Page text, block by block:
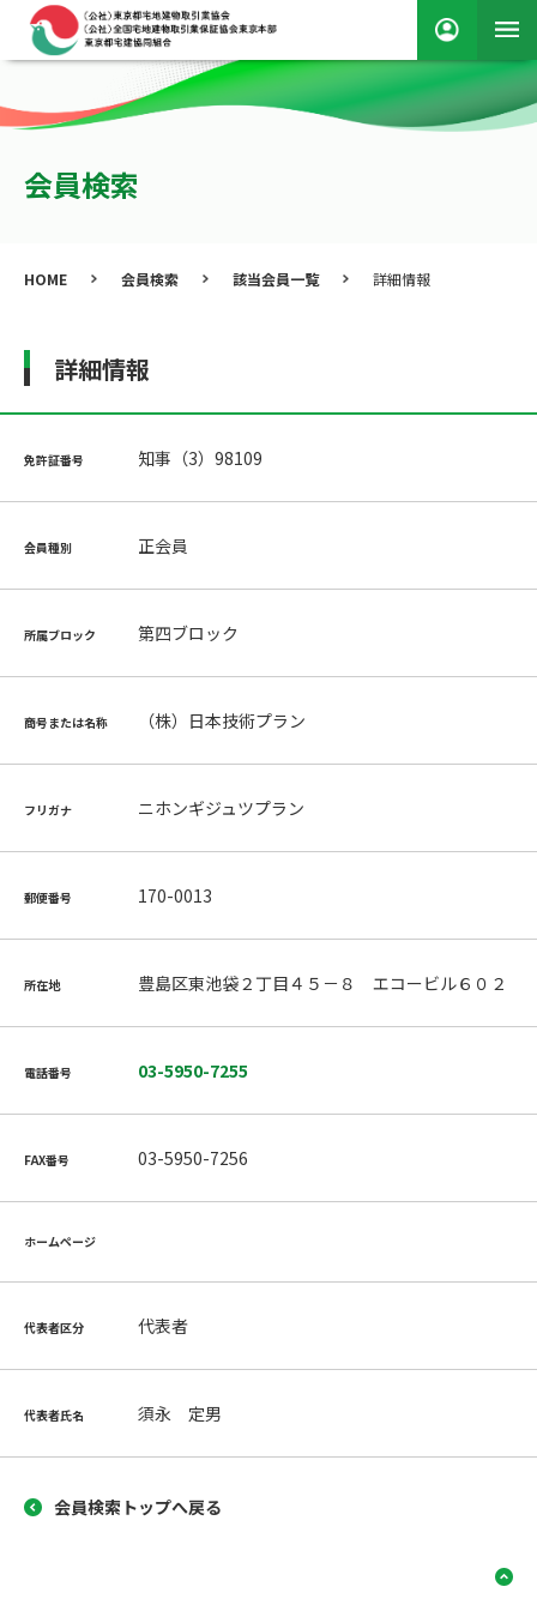
会員検索
HOME 会員検索 該当会員一覧 詳細情報
詳細情報
免許証番号 知事（3）98109
会員種別 正会員
所属ブロック 第四ブロック
商号または名称 （株）日本技術プラン
フリガナ ニホンギジュツプラン
郵便番号 170-0013
所在地 豊島区東池袋２丁目４５－８ エコービル６０２
電話番号 03-5950-7255
FAX番号 03-5950-7256
ホームページ
代表者区分 代表者
代表者氏名 須永 定男
会員検索トップへ戻る